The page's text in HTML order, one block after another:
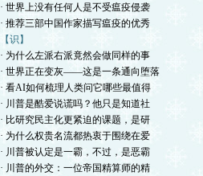
· 世界上没有任何人是不受瘟疫侵袭
· 推荐三部中国作家描写瘟疫的优秀
【识】
· 为什么左派右派竟然会做同样的事
· 世界正在变灰——这是一条通向堕落
· 看AI如何梳理人类问它哪些最值得
· 川普是酷爱说谎吗？他只是知道社
· 比研究民主化更紧迫的课题，是研
· 为什么权贵名流都热衷于围绕在爱
· 川普被认定是一霸，不过，是恶霸
· 川普的外交：一位帝国精算师的精